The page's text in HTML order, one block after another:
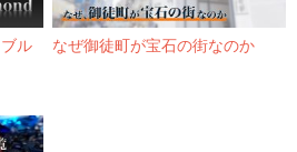
ル
なぜ御徒町が宝石の街なのか